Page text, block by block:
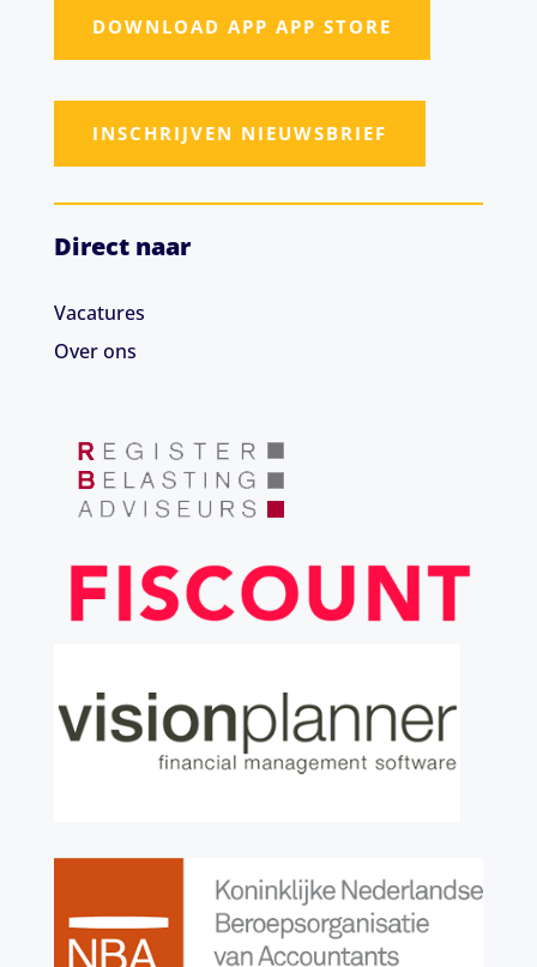
DOWNLOAD APP APP STORE
INSCHRIJVEN NIEUWSBRIEF
Direct naar
Vacatures
Over ons